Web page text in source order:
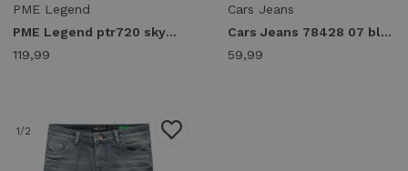
PME Legend
PME Legend ptr720 skyrak Regular fit hmb
119,99
Cars Jeans
Cars Jeans 78428 07 blast slim fit Slim fit 07 kansas wash
59,99
1/2